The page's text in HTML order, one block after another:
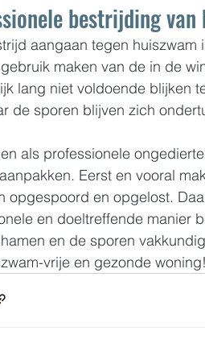
bestrijding van
aangaan tegen
maken van de in de
lang niet voldoende blijken
de sporen blijven zich
als professionele
Eerst en vooral
opgespoord en opgelost.
en doeltreffende manier
en de sporen
vrije en gezonde woning!